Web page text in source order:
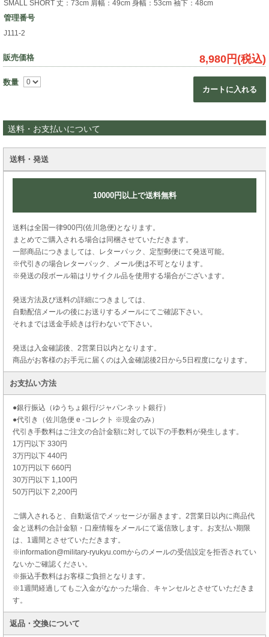
SMALL SHORT 丈：73cm 肩幅：49cm 身幅：53cm 袖下：48cm
管理番号
J111-2
販売価格 8,980円(税込)
数量
カートに入れる
送料・お支払いについて
送料・発送
10000円以上で送料無料
送料は全国一律900円(佐川急便)となります。
まとめでご購入される場合は同梱させていただきます。
一部商品につきましては、レターパック、定型郵便にて発送可能。
※代引きの場合レターパック、メール便は不可となります。
※発送の段ボール箱はリサイクル品を使用する場合がございます。
発送方法及び送料の詳細につきましては、
自動配信メールの後にお送りするメールにてご確認下さい。
それまでは送金手続きは行わないで下さい。
発送は入金確認後、2営業日以内となります。
商品がお客様のお手元に届くのは入金確認後2日から5日程度になります。
お支払い方法
●銀行振込（ゆうちょ銀行/ジャパンネット銀行）
●代引き（佐川急便 e -コレクト ※現金のみ）
代引き手数料はご注文の合計金額に対して以下の手数料が発生します。
1万円以下 330円
3万円以下 440円
10万円以下 660円
30万円以下 1,100円
50万円以下 2,200円
ご購入されると、自動返信でメッセージが届きます。2営業日以内に商品代
金と送料の合計金額・口座情報をメールにて返信致します。お支払い期限
は、1週間とさせていただきます。
※information@military-ryukyu.comからのメールの受信設定を拒否されてい
ないかご確認ください。
※振込手数料はお客様ご負担となります。
※1週間経過してもご入金がなかった場合、キャンセルとさせていただきま
す。
返品・交換について